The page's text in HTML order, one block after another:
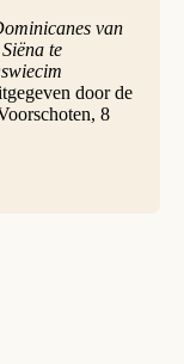
van
te
door de
8